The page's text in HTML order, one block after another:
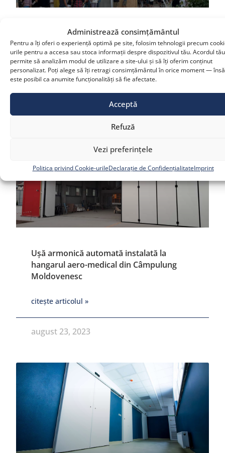
Administrează consimțământul
Pentru a îți oferi o experiență optimă pe site, folosim tehnologii precum
urile pentru a accesa sau stoca informații despre dispozitivul tău. Acordul
permite să analizăm modul de utilizare a site-ului și să îți oferim conținut
personalizat. Poți alege să îți retragi consimțământul în orice moment — însă
este posibil ca anumite funcționalități să fie afectate.
Acceptă
Refuză
Vezi preferințele
Politica privind Cookie-urileDeclarație de ConfidențialitateImprint
Construcție specială din policarbonat
celular pentru Electric Castle
citește articolul »
Ușă armonică automată instalată la
hangarul aero-medical din Câmpulung
Moldovenesc
citește articolul »
august 23, 2023